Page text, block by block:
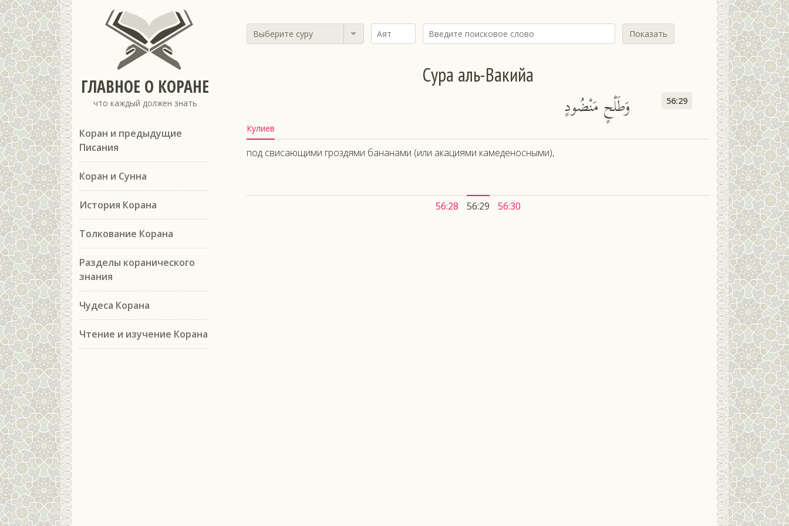
ГЛАВНОЕ О КОРАНЕ
что каждый должен знать
Коран и предыдущие
Писания
Коран и Сунна
История Корана
Толкование Корана
Разделы коранического
знания
Чудеса Корана
Чтение и изучение Корана
Выберите суру Показать
Сура аль-Вакийа
وَطَلْحٍ مَنْضُودٍ 56:29
Кулиев
под свисающими гроздями бананами (или акациями камеденосными),
56:28 56:29 56:30